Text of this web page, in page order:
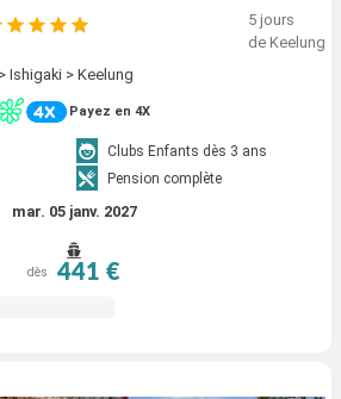
5 jours
de Keelung
Ishigaki > Keelung
Payez en 4X
Clubs Enfants dès 3 ans
Pension complète
mar. 05 janv. 2027
dès 441 €